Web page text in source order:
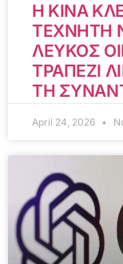
Η ΚΙΝΑ
ΤΕΧΝΗΤΗ
ΛΕΥΚΟΣ
ΤΡΑΠΕΖΙ
ΤΗ
April 24, 2026